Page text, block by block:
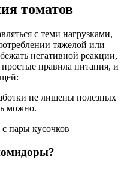
томатов
с теми нагрузками,
тяжелой или
негативной реакции,
правила питания, и
не лишены полезных
можно.
пары кусочков